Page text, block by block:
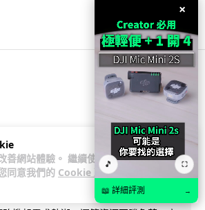
善網站體驗。 繼續使用
同意我們的 Cookie 政
大幅加價在即
運算資源告急
×
🎵 ⛶
📖 詳細評測 →